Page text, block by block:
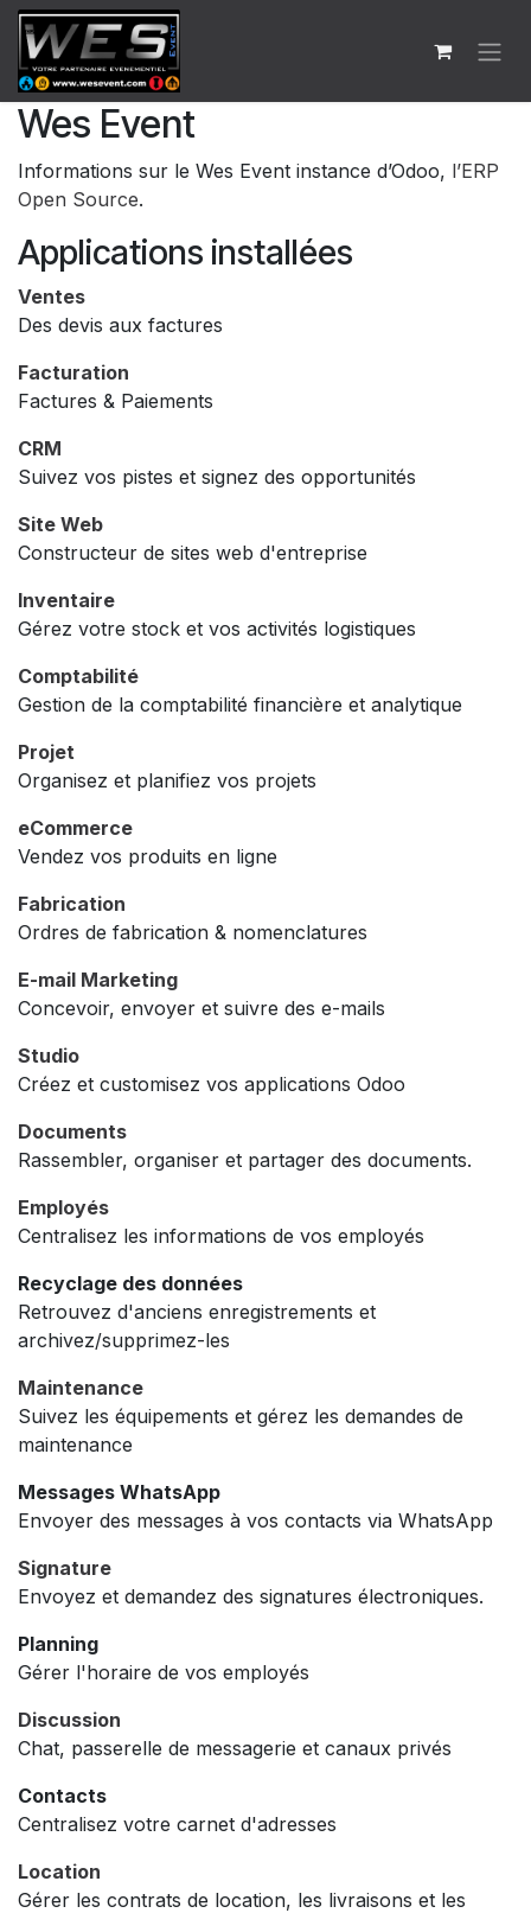
Se rendre au contenu
Wes Event
Informations sur le Wes Event instance d’Odoo, l’ERP
Open Source.
Applications installées
Ventes
Des devis aux factures
Facturation
Factures & Paiements
CRM
Suivez vos pistes et signez des opportunités
Site Web
Constructeur de sites web d'entreprise
Inventaire
Gérez votre stock et vos activités logistiques
Comptabilité
Gestion de la comptabilité financière et analytique
Projet
Organisez et planifiez vos projets
eCommerce
Vendez vos produits en ligne
Fabrication
Ordres de fabrication & nomenclatures
E-mail Marketing
Concevoir, envoyer et suivre des e-mails
Studio
Créez et customisez vos applications Odoo
Documents
Rassembler, organiser et partager des documents.
Employés
Centralisez les informations de vos employés
Recyclage des données
Retrouvez d'anciens enregistrements et
archivez/supprimez-les
Maintenance
Suivez les équipements et gérez les demandes de
maintenance
Messages WhatsApp
Envoyer des messages à vos contacts via WhatsApp
Signature
Envoyez et demandez des signatures électroniques.
Planning
Gérer l'horaire de vos employés
Discussion
Chat, passerelle de messagerie et canaux privés
Contacts
Centralisez votre carnet d'adresses
Location
Gérer les contrats de location, les livraisons et les